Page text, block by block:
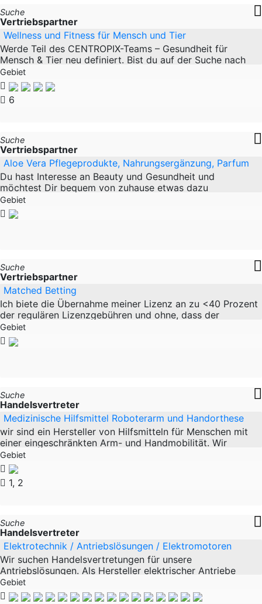
Suche
Vertriebspartner
Wellness und Fitness für Mensch und Tier
Werde Teil des CENTROPIX-Teams – Gesundheit für
Mensch & Tier neu definiert. Bist du auf der Suche nach
einer sinnstiftenden Tätigkeit, bei der du nicht nur
Gebiet
6
Suche
Vertriebspartner
Aloe Vera Pflegeprodukte, Nahrungsergänzung, Parfum
Du hast Interesse an Beauty und Gesundheit und
möchtest Dir bequem von zuhause etwas dazu
verdienen? Flexibel & Selbstständig gestaltest Du deine
Arbeitszeit.
Gebiet
Suche
Vertriebspartner
Matched Betting
Ich biete die Übernahme meiner Lizenz an zu <40 Prozent
der regulären Lizenzgebühren und ohne, dass der
Übernehmer sich zunächst beim Lizenzgeber bewerben
Gebiet
Suche
Handelsvertreter
Medizinische Hilfsmittel Roboterarm und Handorthese
wir sind ein Hersteller von Hilfsmitteln für Menschen mit
einer eingeschränkten Arm- und Handmobilität. Wir
suchen für unsere innovativen, einzigartigen
Gebiet
1, 2
Suche
Handelsvertreter
Elektrotechnik / Antriebslösungen / Elektromotoren
Wir suchen Handelsvertretungen für unsere
Antriebslösungen. Als Hersteller elektrischer Antriebe
haben wir uns auf die Entwicklung kundenspezifischer
Gebiet